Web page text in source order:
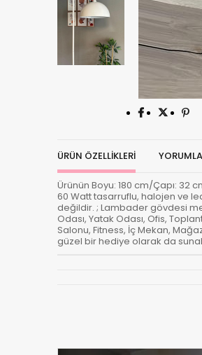
ÜRÜN ÖZELLIKLERI
Ürünün Boyu: 180 cm/Çapı: 32
60 Watt tasarruflu, halojen ve
değildir. ; Lambader gövdesi
Odası, Yatak Odası, Ofis,
Salonu, Fitness, İç Mekan,
güzel bir hediye olarak da